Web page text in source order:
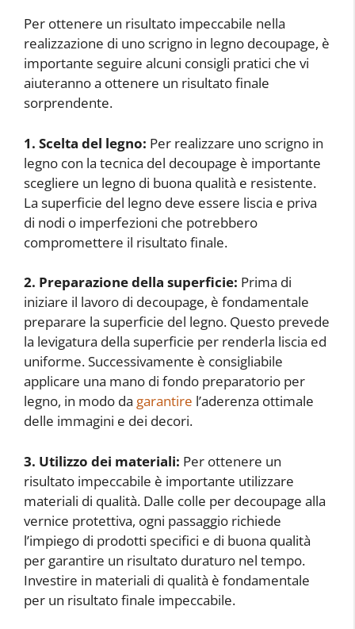
Per ottenere un risultato impeccabile nella
realizzazione di uno scrigno in legno decoupage, è
importante seguire alcuni consigli pratici che vi
aiuteranno a ottenere un risultato finale
sorprendente.
1. Scelta del legno: Per realizzare uno scrigno in
legno con la tecnica del decoupage è importante
scegliere un legno di buona qualità e resistente.
La superficie del legno deve essere liscia e priva
di nodi o imperfezioni che potrebbero
compromettere il risultato finale.
2. Preparazione della superficie: Prima di
iniziare il lavoro di decoupage, è fondamentale
preparare la superficie del legno. Questo prevede
la levigatura della superficie per renderla liscia ed
uniforme. Successivamente è consigliabile
applicare una mano di fondo preparatorio per
legno, in modo da garantire l’aderenza ottimale
delle immagini e dei decori.
3. Utilizzo dei materiali: Per ottenere un
risultato impeccabile è importante utilizzare
materiali di qualità. Dalle colle per decoupage alla
vernice protettiva, ogni passaggio richiede
l’impiego di prodotti specifici e di buona qualità
per garantire un risultato duraturo nel tempo.
Investire in materiali di qualità è fondamentale
per un risultato finale impeccabile.